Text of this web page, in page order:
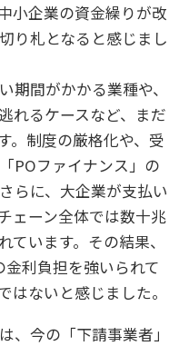
小企業の資金繰りが改
り札となると感じまし
期間がかかる業種や、
れるケースなど、まだ
。制度の厳格化や、受
POファイナンス」の
らに、大企業が支払い
ェーン全体では数十兆
います。その結果、
利負担を強いられて
はないと感じました。
、今の「下請事業者」